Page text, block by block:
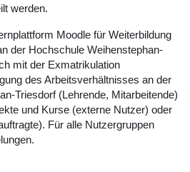
werden.
Moodle für Weiterbildung
der Hochschule Weihenstephan-
mit der Exmatrikulation
des Arbeitsverhältnisses an der
Triesdorf (Lehrende, Mitarbeitende)
und Kurse (externe Nutzer) oder
Für alle Nutzergruppen